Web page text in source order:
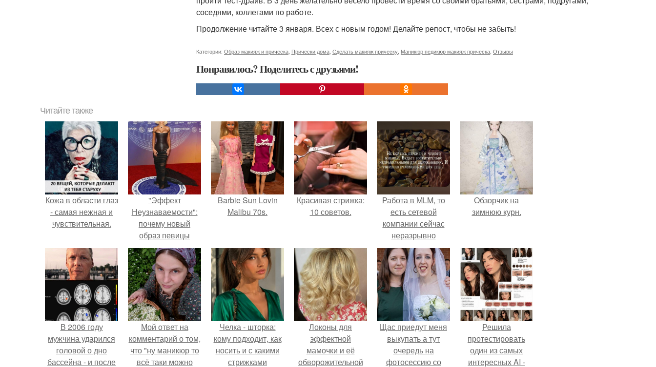
соседями, коллегами по работе.
Продолжение читайте 3 января. Всех с новым годом! Делайте репост, чтобы не забыть!
Категории: Образ макияж и прическа Прически дома Сделать макияж прическу Маникюр педикюр макияж прическа Отзывы
Понравилось? Поделитесь с друзьями!
Читайте также
Кожа в области глаз
- самая нежная и
чувствительная.
"Эффект
Неузнаваемости":
почему новый
образ певицы
вызвал споры о
гранях
возможного?
Barbie Sun Lovin
Malibu 70s.
Красивая стрижка:
10 советов.
Работа в MLM, то
есть сетевой
компании сейчас
неразрывно
связана с создание
своего контента,
своей страницы в
соц сетях.
Обзорчик на
зимнюю курн.
В 2006 году
мужчина ударился
головой о дно
бассейна - и после
Мой ответ на
комментарий о том,
что "ну маникюр то
всё таки можно
Челка - шторка:
кому подходит, как
носить и с какими
стрижками
Локоны для
эффектной
мамочки и её
обворожительной
Щас приедут меня
выкупать а тут
очередь на
фотосессию со
Решила
протестировать
один из самых
интересных AI -